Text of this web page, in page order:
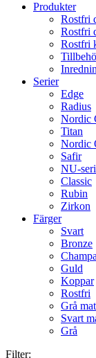
Produkter
Rostfri
Rostfri
Rostfri
Serier
Edge
Radius
Nordic
Titan
Nordic
Safir
NU-
Classic
Rubin
Zirkon
Färger
Svart
Bronze
Guld
Koppar
Rostfri
Grå
Svart
Grå
Filter: